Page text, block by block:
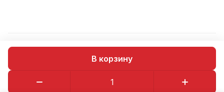
В корзину
© 2026 ООО "ТД МОССВАРКА"